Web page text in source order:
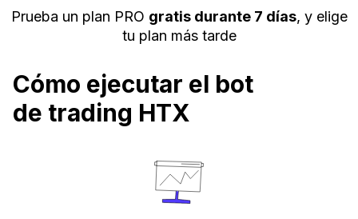
Prueba un plan PRO gratis durante 7 días, y elige
tu plan más tarde
Cómo ejecutar el bot
de trading HTX